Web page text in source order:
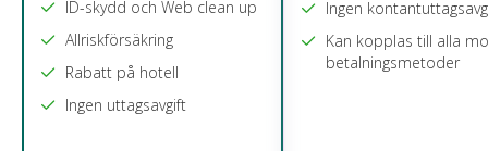
ID-skydd och Web clean up
Allriskförsäkring
Rabatt på hotell
Ingen uttagsavgift
Ingen
Kan kopplas till alla
betalningsmetoder